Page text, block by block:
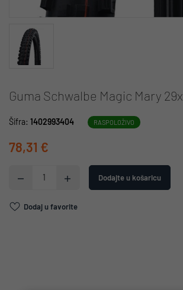
Guma Schwalbe Magic Mary
Šifra: 1402993404 RASPOLOŽIVO
78,31 €
Dodajte u košaricu
Dodaj u favorite